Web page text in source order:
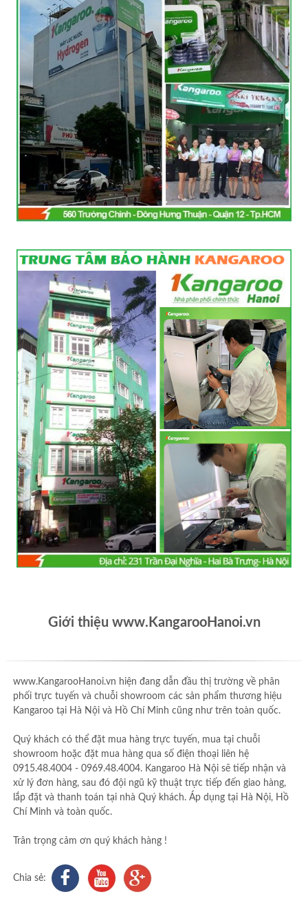
Giới thiệu www.KangarooHanoi.vn
www.KangarooHanoi.vn hiện đang dẫn đầu thị trường về phân
phối trực tuyến và chuỗi showroom các sản phẩm thương hiệu
Kangaroo tại Hà Nội và Hồ Chí Minh cũng như trên toàn quốc.
Quý khách có thể đặt mua hàng trực tuyến, mua tại chuỗi
showroom hoặc đặt mua hàng qua số điện thoại liên hệ
0915.48.4004 - 0969.48.4004. Kangaroo Hà Nội sẽ tiếp nhận và
xử lý đơn hàng, sau đó đội ngũ kỹ thuật trực tiếp đến giao hàng,
lắp đặt và thanh toán tại nhà Quý khách. Áp dụng tại Hà Nội, Hồ
Chí Minh và toàn quốc.
Trân trọng cảm ơn quý khách hàng !
Chia sẻ: